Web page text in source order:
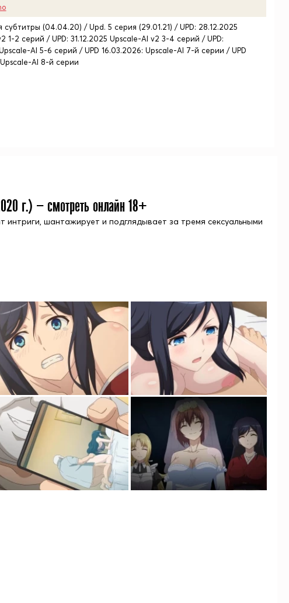
субтитры (04.04.20) / Upd. 5 серия (29.01.21) / UPD: 28.12.2025
1-2 серий / UPD: 31.12.2025 Upscale-AI v2 3-4 серий / UPD:
AI 5-6 серий / UPD 16.03.2026: Upscale-AI 7-й серии / UPD
AI 8-й серии
г.) — смотреть онлайн 18+
шантажирует и подглядывает за тремя сексуальными